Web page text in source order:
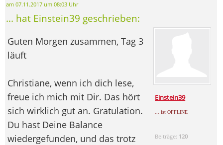
am 07.11.2017 um 08:03 Uhr
... hat Einstein39 geschrieben:
Einstein39
... ist OFFLINE
Beiträge: 120
Guten Morgen zusammen, Tag 3
läuft
Christiane, wenn ich dich lese,
freue ich mich mit Dir. Das hört
sich wirklich gut an. Gratulation.
Du hast Deine Balance
wiedergefunden, und das trotz